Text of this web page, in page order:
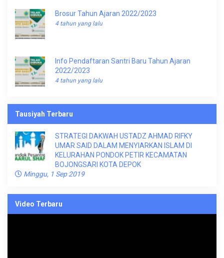
Brosur Tahun Ajaran 2022/2023
4 tahun yang lalu
Info Pendaftaran Santri Baru Tahun Ajaran
2022/2023
4 tahun yang lalu
Tausiyah Terbaru
STRATEGI DAKWAH USTADZ AHMAD RIFKY
UMAR SAID DALAM MENYIARKAN ISLAM DI
KELURAHAN PONDOK PETIR KECAMATAN
BOJONGSARI KOTA DEPOK
Minggu, 1 Sep 2019
Video Terbaru